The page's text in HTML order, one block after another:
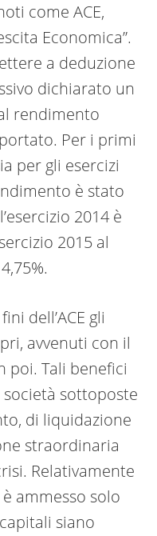
come ACE,
Economica”.
a deduzione
dichiarato un
rendimento
Per i primi
per gli esercizi
è stato
2014 è
2015 al
dell’ACE gli
avvenuti con il
poi. Tali benefici
sottoposte
di liquidazione
straordinaria
Relativamente
è ammesso solo
siano